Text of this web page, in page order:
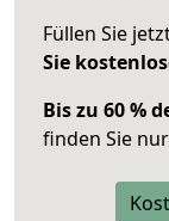
Füllen Sie
Sie
Bis zu 60 %
finden Sie